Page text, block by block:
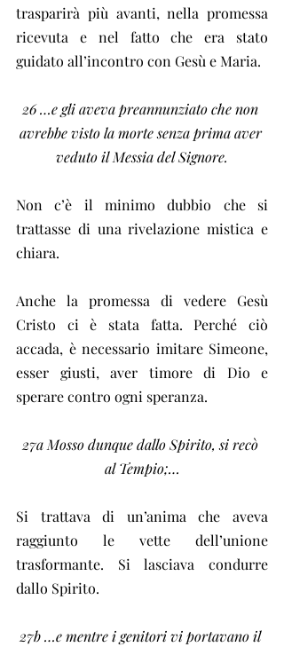
trasparirà più avanti, nella promessa
ricevuta e nel fatto che era stato
guidato all’incontro con Gesù e Maria.
26 …e gli aveva preannunziato che non
avrebbe visto la morte senza prima aver
veduto il Messia del Signore.
Non c’è il minimo dubbio che si
trattasse di una rivelazione mistica e
chiara.
Anche la promessa di vedere Gesù
Cristo ci è stata fatta. Perché ciò
accada, è necessario imitare Simeone,
esser giusti, aver timore di Dio e
sperare contro ogni speranza.
27a Mosso dunque dallo Spirito, si recò
al Tempio;…
Si trattava di un’anima che aveva
raggiunto le vette dell’unione
trasformante. Si lasciava condurre
dallo Spirito.
27b …e mentre i genitori vi portavano il